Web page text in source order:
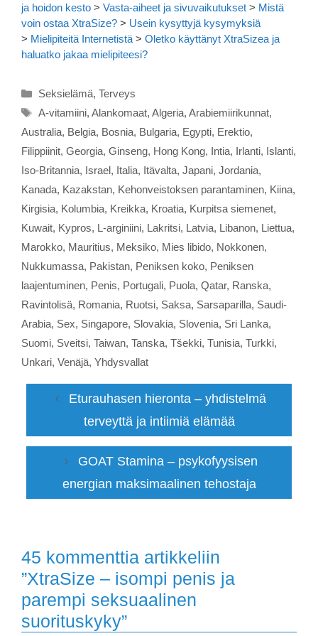
ja hoidon kesto > Vasta-aiheet ja sivuvaikutukset > Mistä
voin ostaa XtraSize? > Usein kysyttyjä kysymyksiä
> Mielipiteitä Internetistä > Oletko käyttänyt XtraSizea ja
haluatko jakaa mielipiteesi?
Kategoriat
Seksielämä, Terveys
Avainsanat
A-vitamiini, Alankomaat, Algeria, Arabiemiirikunnat,
Australia, Belgia, Bosnia, Bulgaria, Egypti, Erektio,
Filippiinit, Georgia, Ginseng, Hong Kong, Intia, Irlanti, Islanti,
Iso-Britannia, Israel, Italia, Itävalta, Japani, Jordania,
Kanada, Kazakstan, Kehonveistoksen parantaminen, Kiina,
Kirgisia, Kolumbia, Kreikka, Kroatia, Kurpitsa siemenet,
Kuwait, Kypros, L-arginiini, Lakritsi, Latvia, Libanon, Liettua,
Marokko, Mauritius, Meksiko, Mies libido, Nokkonen,
Nukkumassa, Pakistan, Peniksen koko, Peniksen
laajentuminen, Penis, Portugali, Puola, Qatar, Ranska,
Ravintolisä, Romania, Ruotsi, Saksa, Sarsaparilla, Saudi-
Arabia, Sex, Singapore, Slovakia, Slovenia, Sri Lanka,
Suomi, Sveitsi, Taiwan, Tanska, Tšekki, Tunisia, Turkki,
Unkari, Venäjä, Yhdysvallat
Eturauhasen hieronta – yhdistelmä
terveyttä ja intiimiä elämää
GOAT Stamina – psykofyysisen
energian maksimaalinen tehostaja
45 kommenttia artikkeliin
”XtraSize – isompi penis ja
parempi seksuaalinen
suorituskyky”